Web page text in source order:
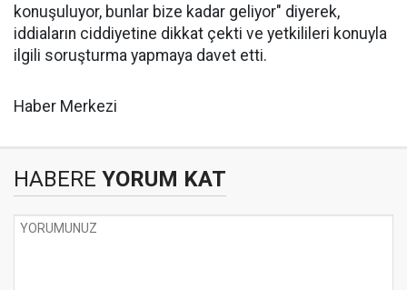
konuşuluyor, bunlar bize kadar geliyor" diyerek,
iddiaların ciddiyetine dikkat çekti ve yetkilileri konuyla
ilgili soruşturma yapmaya davet etti.
Haber Merkezi
HABERE YORUM KAT